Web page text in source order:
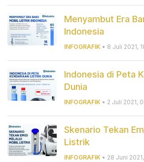
Menyambut Era
Indonesia
INFOGRAFIK • 8 Juli 2021,
Indonesia di Peta
Dunia
INFOGRAFIK • 2 Juli 2021,
Skenario Tekan
Listrik
INFOGRAFIK • 28 Juni